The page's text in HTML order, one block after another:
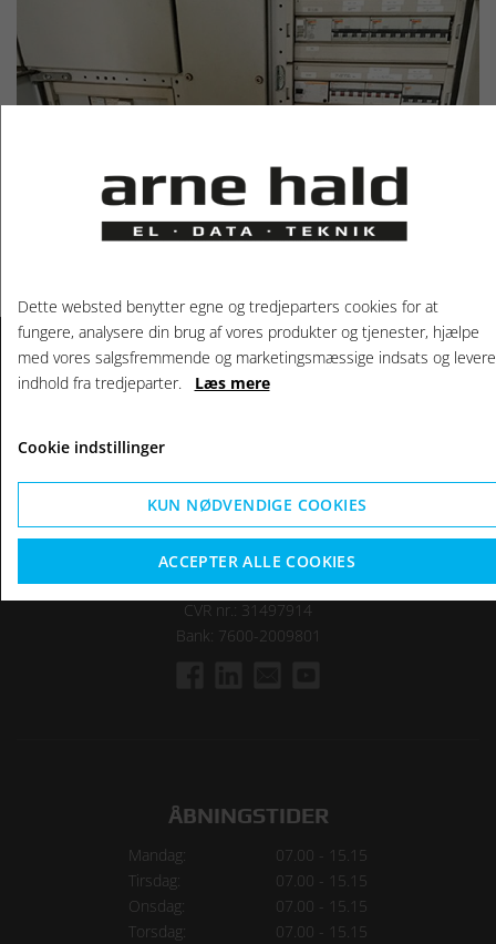
KONTAKT OS
DK-7500 Holstebro
+45 9742 1644
ah@arnehald.dk
Faktura e-mail:faktura@arnehald.dk
CVR nr.: 31497914
Bank: 7600-2009801
ÅBNINGSTIDER
Mandag:
07.00 - 15.15
Tirsdag:
07.00 - 15.15
Onsdag:
07.00 - 15.15
Torsdag:
07.00 - 15.15
Dette websted benytter egne og tredjeparters cookies for at
fungere, analysere din brug af vores produkter og tjenester, hjælpe
med vores salgsfremmende og marketingsmæssige indsats og levere
indhold fra tredjeparter.
Læs mere
Cookie indstillinger
KUN NØDVENDIGE COOKIES
ACCEPTER ALLE COOKIES